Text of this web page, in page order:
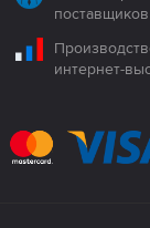
поставщиков
интернет-